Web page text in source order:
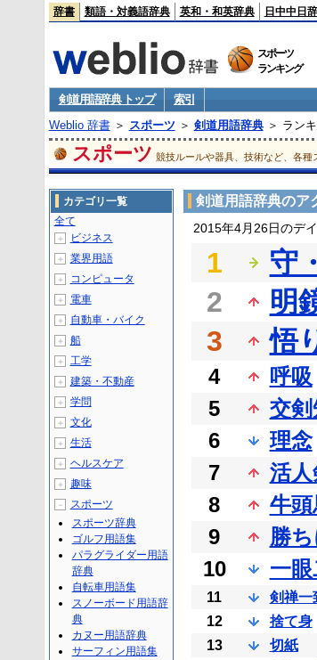
辞書 類語・対義語辞典 英和・和英辞典 日中中日
スポーツ
ランキング
剣道用語辞典 トップ
索引
Weblio 辞書＞ スポーツ ＞ 剣道用語辞典＞ ラン
スポーツ 競技ルールや器具、技術など、各種
剣道用語辞典のア
2015年4月26日のデ
1
守
2
明
3
悟
4
呼吸
5
交
6
理念
7
活人
8
牛
9
勝
10
一
11
剣禅一
12
捨て身
13
切紙
カテゴリ一覧
全て
＋ ビジネス
＋ 業界用語
＋ コンピュータ
＋ 電車
＋ 自動車・バイク
＋ 船
＋ 工学
＋ 建築・不動産
＋ 学問
＋ 文化
＋ 生活
＋ ヘルスケア
＋ 趣味
－
スポーツ
スポーツ辞典
ゴルフ用語集
パラグライダー用語
辞典
自転車用語集
スノーボード用語辞
典
カヌー用語辞典
サーフィン用語集